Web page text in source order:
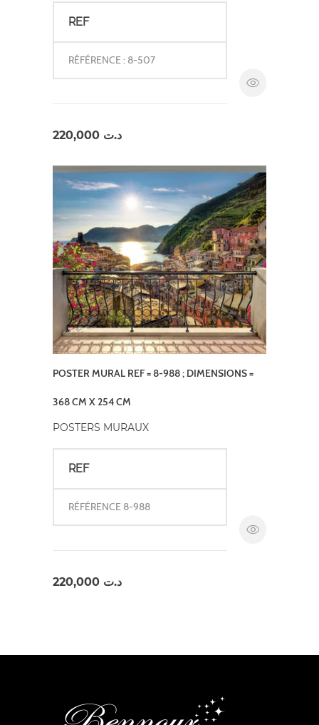
REF
RÉFÉRENCE : 8-507
د.ت
POSTER MURAL REF = 8-988 ; DIMENSIONS =
368 CM X 254 CM
POSTERS MURAUX
REF
RÉFÉRENCE 8-988
د.ت